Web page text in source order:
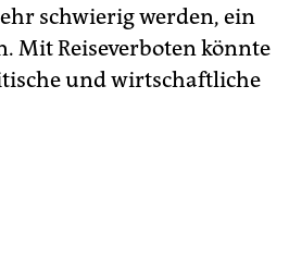
schwierig werden, ein
Mit Reiseverboten könnte
und wirtschaftliche